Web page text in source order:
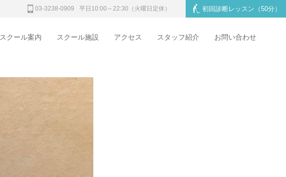
03-3238-0909 平日10:00～22:30 （火曜日定休） 初回診断レッスン （50分）
スクール案内 スクール施設 アクセス スタッフ紹介 お問い合わせ